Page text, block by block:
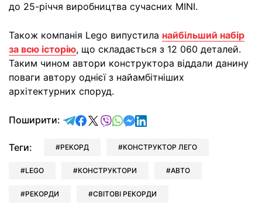
до 25-річчя виробництва сучасних MINI.
Також компанія Lego випустила найбільший набір
за всю історію, що складається з 12 060 деталей.
Таким чином автори конструктора віддали данину
поваги автору однієї з найамбітніших
архітектурних споруд.
Поширити: відправити у Telegram
поділитись у Facebook
поділитись у X
відправити у Viber
відправити у Whatsapp
відправити у Messenger
відправити у LinkedIn
Теги: РЕКОРД КОНСТРУКТОР ЛЕГО
LEGO КОНСТРУКТОРИ АВТО
РЕКОРДИ СВІТОВІ РЕКОРДИ